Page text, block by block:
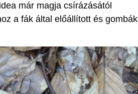
már magja csírázásától
a fák által előállított és gombák